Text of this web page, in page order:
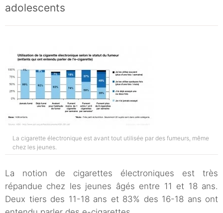
adolescents
La cigarette électronique est avant tout utilisée par des fumeurs, même
chez les jeunes.
La notion de cigarettes électroniques est très
répandue chez les jeunes âgés entre 11 et 18 ans.
Deux tiers des 11-18 ans et 83% des 16-18 ans ont